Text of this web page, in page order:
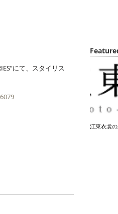
にて、スタイリス
江東衣裳